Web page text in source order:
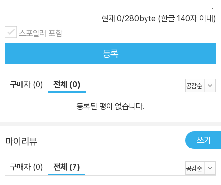
현재 0/280byte (한글 140자 이내)
스포일러 포함
등록
구매자 (0) 전체 (0)
등록된 평이 없습니다.
마이리뷰 쓰기
구매자 (0) 전체 (7)